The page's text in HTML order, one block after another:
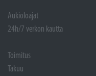
Aukioloajat
24h/7 verkon kautta
Toimitus
Takuu